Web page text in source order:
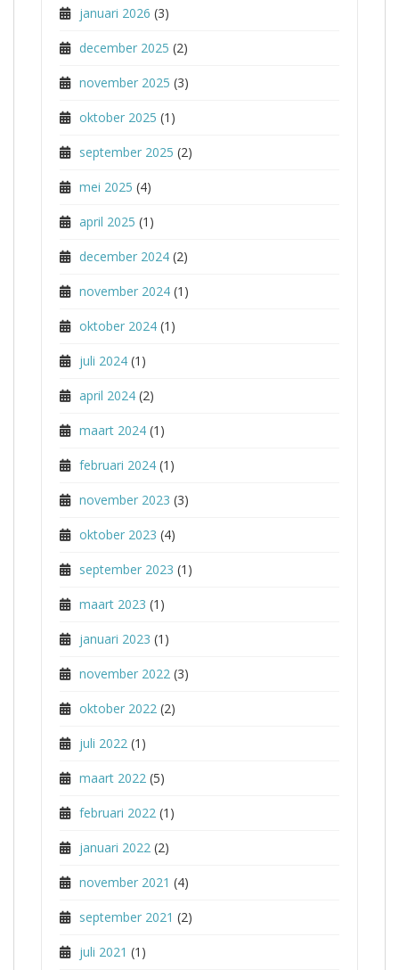
januari 2026 (3)
december 2025 (2)
november 2025 (3)
oktober 2025 (1)
september 2025 (2)
mei 2025 (4)
april 2025 (1)
december 2024 (2)
november 2024 (1)
oktober 2024 (1)
juli 2024 (1)
april 2024 (2)
maart 2024 (1)
februari 2024 (1)
november 2023 (3)
oktober 2023 (4)
september 2023 (1)
maart 2023 (1)
januari 2023 (1)
november 2022 (3)
oktober 2022 (2)
juli 2022 (1)
maart 2022 (5)
februari 2022 (1)
januari 2022 (2)
november 2021 (4)
september 2021 (2)
juli 2021 (1)